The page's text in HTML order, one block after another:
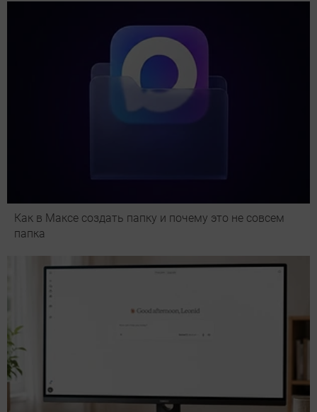
Как в Максе создать папку и почему это не совсем
папка